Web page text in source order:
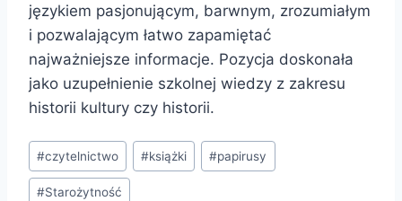
językiem pasjonującym, barwnym, zrozumiałym
i pozwalającym łatwo zapamiętać
najważniejsze informacje. Pozycja doskonała
jako uzupełnienie szkolnej wiedzy z zakresu
historii kultury czy historii.
Tagi
wpisu:
#czytelnictwo #książki #papirusy
#Starożytność